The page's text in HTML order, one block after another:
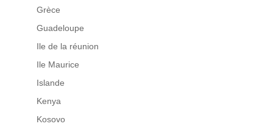
Grèce
Guadeloupe
Ile de la réunion
Ile Maurice
Islande
Kenya
Kosovo